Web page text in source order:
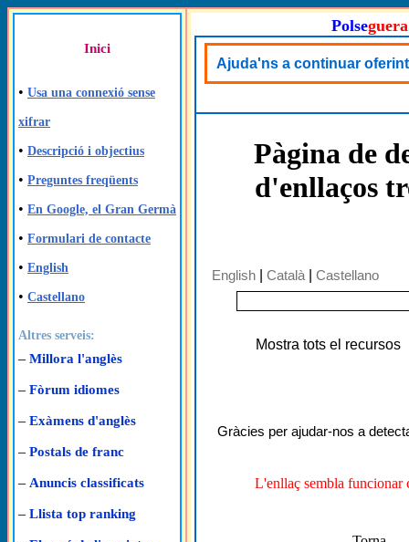
Inici
• Usa una connexió sense
xifrar
• Descripció i objectius
• Preguntes freqüents
• En Google, el Gran Germà
• Formulari de contacte
• English
• Castellano
Altres serveis:
– Millora l'anglès
– Fòrum idiomes
– Exàmens d'anglès
– Postals de franc
– Anuncis classificats
– Llista top ranking
Polseguera
Ajuda'ns a continuar
Pàgina de
d'enllaços
English Català Castellano
Mostra tots el recursos
Gràcies per ajudar-nos a
L'enllaç sembla funcionar